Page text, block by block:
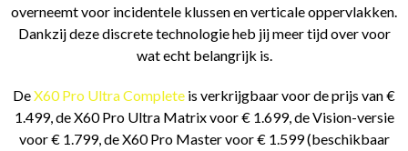
overneemt voor incidentele klussen en verticale oppervlakken.
Dankzij deze discrete technologie heb jij meer tijd over voor
wat echt belangrijk is.
DeX60 Pro Ultra Complete is verkrijgbaar voor de prijs van €
1.499, de X60 Pro Ultra Matrix voor € 1.699, de Vision-versie
voor € 1.799, de X60 Pro Master voor € 1.599 (beschikbaar